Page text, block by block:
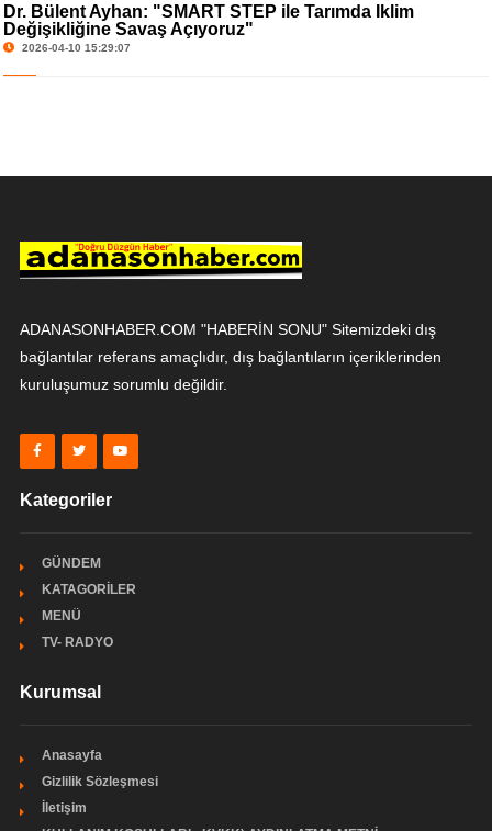
Dr. Bülent Ayhan: "SMART STEP ile Tarımda İklim
Değişikliğine Savaş Açıyoruz"
2026-04-10 15:29:07
ADANASONHABER.COM "HABERİN SONU" Sitemizdeki dış
bağlantılar referans amaçlıdır, dış bağlantıların içeriklerinden
kuruluşumuz sorumlu değildir.
Kategoriler
GÜNDEM
KATAGORİLER
MENÜ
TV- RADYO
Kurumsal
Anasayfa
Gizlilik Sözleşmesi
İletişim